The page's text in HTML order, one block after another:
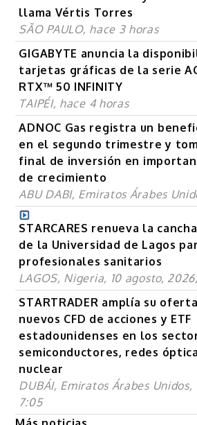
llama Vértis Torres
SÃO PAULO, hace 3 horas
GIGABYTE anuncia la
tarjetas gráficas de la serie
RTX™ 50 INFINITY
TAIPÉI, hace 4 horas
ADNOC Gas registra un
en el segundo trimestre y
final de inversión en
de crecimiento
ABU DABI, Emiratos Árabes
STARCARES renueva la
de la Universidad de Lagos
profesionales sanitarios
LAGOS, Nigeria, 10 agosto,
STARTRADER amplía su
nuevos CFD de acciones y ETF
estadounidenses en los
semiconductores, redes
nuclear
DUBÁI, Emiratos Árabes Unidos,
7:05